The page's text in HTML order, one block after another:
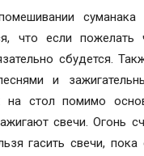
суманака
что если пожелать
сбудется.
и
на стол помимо
свечи. Огонь
гасить свечи,